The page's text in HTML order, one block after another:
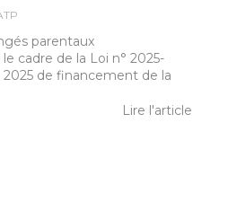
parentaux
cadre de la Loi n° 2025-
de financement de la
Lire l'article